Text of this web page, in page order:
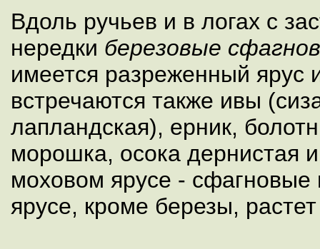
Вдоль ручьев и в логах с
нередки березовые
имеется разреженный ярус
встречаются также ивы
лапландская), ерник,
морошка, осока дернистая
моховом ярусе -
ярусе, кроме березы,